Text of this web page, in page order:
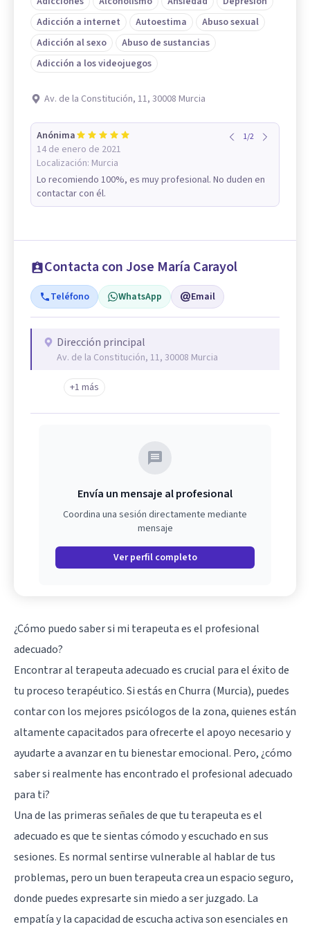
Adicción a internet
Autoestima
Abuso sexual
Adicción al sexo
Abuso de sustancias
Adicción a los videojuegos
Av. de la Constitución, 11, 30008 Murcia
Anónima
14 de enero de 2021
Localización: Murcia
1/2
Lo recomiendo 100%, es muy profesional. No duden en
contactar con él.
Contacta con Jose María Carayol
Teléfono WhatsApp Email
Dirección principal
Av. de la Constitución, 11, 30008 Murcia
+1 más
Envía un mensaje al profesional
Coordina una sesión directamente mediante
mensaje
Ver perfil completo
¿Cómo puedo saber si mi terapeuta es el profesional
adecuado?
Encontrar al terapeuta adecuado es crucial para el éxito de
tu proceso terapéutico. Si estás en Churra (Murcia), puedes
contar con los mejores psicólogos de la zona, quienes están
altamente capacitados para ofrecerte el apoyo necesario y
ayudarte a avanzar en tu bienestar emocional. Pero, ¿cómo
saber si realmente has encontrado el profesional adecuado
para ti?
Una de las primeras señales de que tu terapeuta es el
adecuado es que te sientas cómodo y escuchado en sus
sesiones. Es normal sentirse vulnerable al hablar de tus
problemas, pero un buen terapeuta crea un espacio seguro,
donde puedes expresarte sin miedo a ser juzgado. La
empatía y la capacidad de escucha activa son esenciales en